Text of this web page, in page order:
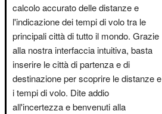
calcolo accurato delle distanze e
l'indicazione dei tempi di volo tra le
principali città di tutto il mondo. Grazie
alla nostra interfaccia intuitiva, basta
inserire le città di partenza e di
destinazione per scoprire le distanze e
i tempi di volo. Dite addio
all'incertezza e benvenuti alla